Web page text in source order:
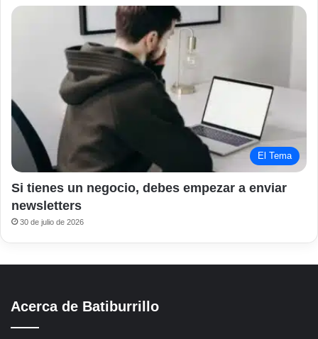
El Tema
Si tienes un negocio, debes empezar a enviar
newsletters
30 de julio de 2026
Acerca de Batiburrillo